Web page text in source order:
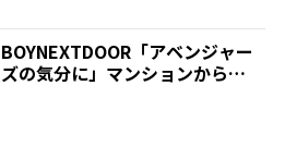
BOYNEXTDOOR「アベンジャー
ズの気分に」マンションから落